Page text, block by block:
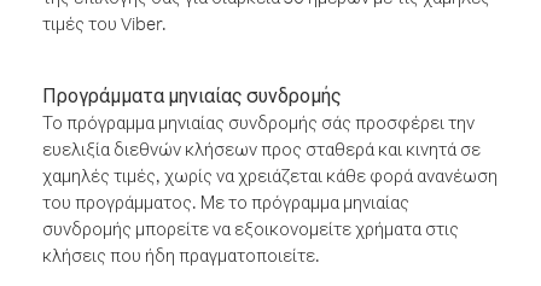
τιμές του Viber.
Προγράμματα μηνιαίας συνδρομής
Το πρόγραμμα μηνιαίας συνδρομής σάς προσφέρει την
ευελιξία διεθνών κλήσεων προς σταθερά και κινητά σε
χαμηλές τιμές, χωρίς να χρειάζεται κάθε φορά ανανέωση
του προγράμματος. Με το πρόγραμμα μηνιαίας
συνδρομής μπορείτε να εξοικονομείτε χρήματα στις
κλήσεις που ήδη πραγματοποιείτε.